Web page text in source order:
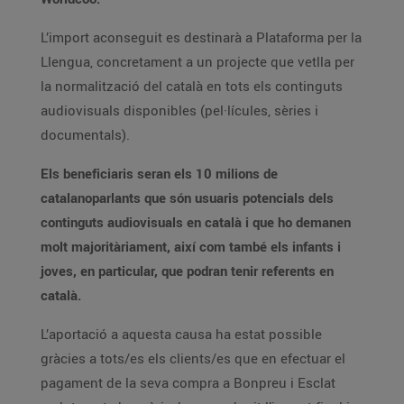
L’import aconseguit es destinarà a Plataforma per la
Llengua, concretament a un projecte que vetlla per
la normalització del català en tots els continguts
audiovisuals disponibles (pel·lícules, sèries i
documentals).
Els beneficiaris seran els 10 milions de
catalanoparlants que són usuaris potencials dels
continguts audiovisuals en català i que ho demanen
molt majoritàriament, així com també els infants i
joves, en particular, que podran tenir referents en
català.
L’aportació a aquesta causa ha estat possible
gràcies a tots/es els clients/es que en efectuar el
pagament de la seva compra a Bonpreu i Esclat